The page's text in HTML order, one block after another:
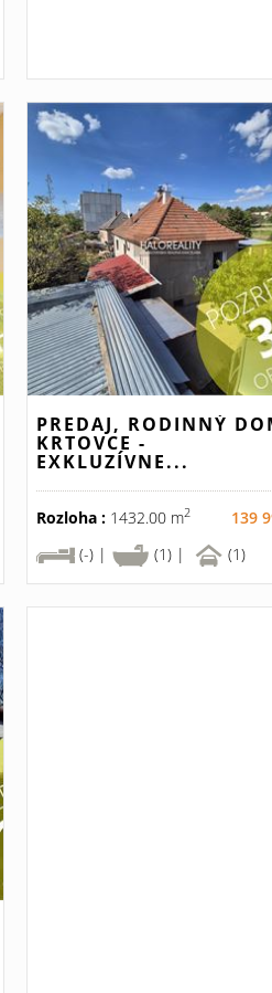
PREDAJ, RODINNÝ
KRTOVCE -
EXKLUZÍVNE...
Rozloha :1432.00 m2
139
(-) |
(1) | (1)